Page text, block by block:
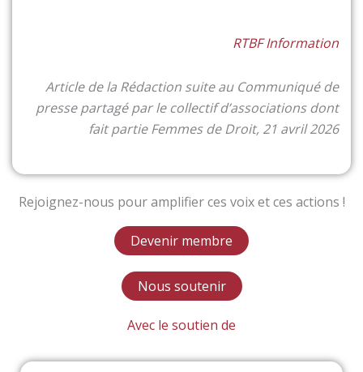
RTBF Information
Article de la Rédaction suite au Communiqué de
presse partagé par le collectif d’associations dont
fait partie Femmes de Droit, 21 avril 2026
Rejoignez-nous pour amplifier ces voix et ces actions !
Devenir membre
Nous soutenir
Avec le soutien de